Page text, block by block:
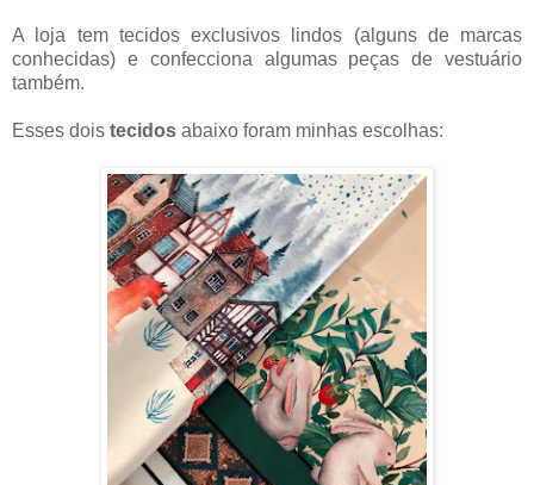
A loja tem tecidos exclusivos lindos (alguns de marcas
conhecidas) e confecciona algumas peças de vestuário
também.
Esses dois tecidos abaixo foram minhas escolhas: